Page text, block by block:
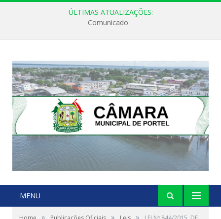
ÚLTIMAS ATUALIZAÇÕES:
Comunicado
MENU